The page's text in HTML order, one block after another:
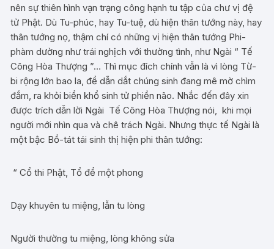
nên sự thiên hình vạn trạng công hạnh tu tập của chư vị đệ
tử Phật. Dù Tu-phúc, hay Tu-tuệ, dù hiện thân tướng này, hay
thân tướng nọ, thậm chí có những vị hiện thân tướng Phi-
phàm dường như trái nghịch với thường tình, như Ngài “ Tế
Công Hòa Thượng ”… Thì mục đích chính vẫn là vì lòng Từ-
bi rộng lớn bao la, để dẫn dắt chúng sinh đang mê mờ chìm
đắm, ra khỏi biển khổ sinh tử phiền não. Nhắc đến đây xin
được trích dẫn lời Ngài Tế Công Hòa Thượng nói, khi mọi
người mới nhìn qua và chê trách Ngài. Nhưng thực tế Ngài là
một bậc Bồ-tát tái sinh thị hiện phi thân tướng:
“ Cổ thi Phật, Tổ để một phong
Dạy khuyên tu miệng, lẫn tu lòng
Người thường tu miệng, lòng không sửa